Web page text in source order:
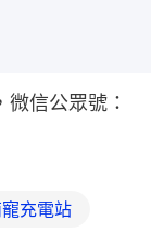
微信公眾號：
充電站